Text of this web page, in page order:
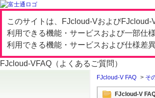
このサイトは、FJcloud-VおよびFJcloud-
利用できる機能・サービスおよび一部仕
利用できる機能・サービスおよび仕様差
FJcloud-VFAQ（よくあるご質問）
FJcloud-V FAQ > そ
FJcloud-V